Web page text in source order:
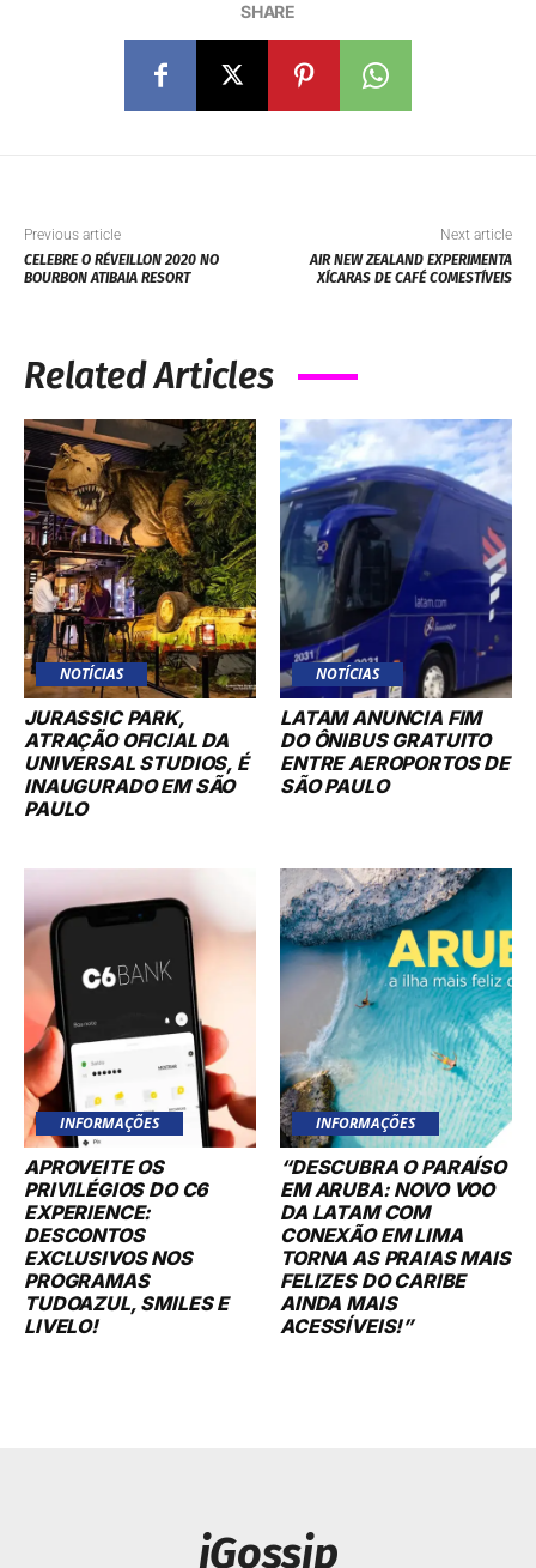
SHARE
Previous article
CELEBRE O RÉVEILLON 2020 NO
BOURBON ATIBAIA RESORT
Next article
AIR NEW ZEALAND EXPERIMENTA
XÍCARAS DE CAFÉ COMESTÍVEIS
Related Articles
NOTÍCIAS
JURASSIC PARK,
ATRAÇÃO OFICIAL DA
UNIVERSAL STUDIOS, É
INAUGURADO EM SÃO
PAULO
NOTÍCIAS
LATAM ANUNCIA FIM
DO ÔNIBUS GRATUITO
ENTRE AEROPORTOS DE
SÃO PAULO
INFORMAÇÕES
APROVEITE OS
PRIVILÉGIOS DO C6
EXPERIENCE:
DESCONTOS
EXCLUSIVOS NOS
PROGRAMAS
TUDOAZUL, SMILES E
LIVELO!
INFORMAÇÕES
“DESCUBRA O PARAÍSO
EM ARUBA: NOVO VOO
DA LATAM COM
CONEXÃO EM LIMA
TORNA AS PRAIAS MAIS
FELIZES DO CARIBE
AINDA MAIS
ACESSÍVEIS!”
iGossip